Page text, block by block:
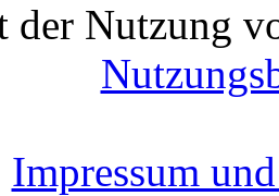
der Nutzung
Impressum